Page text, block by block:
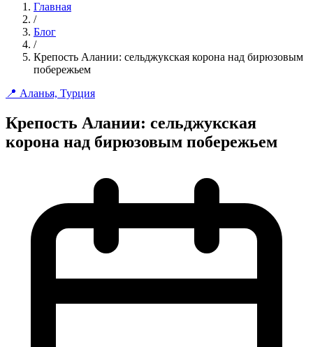
Главная
/
Блог
/
Крепость Алании: сельджукская корона над бирюзовым
побережьем
📍 Аланья, Турция
Крепость Алании: сельджукская
корона над бирюзовым побережьем